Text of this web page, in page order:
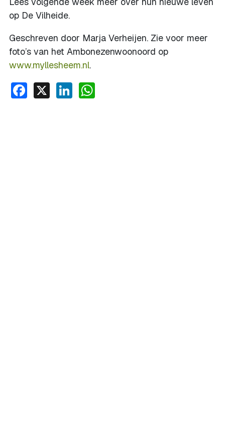
op De Vilheide.
Geschreven door Marja Verheijen. Zie voor meer
foto’s van het Ambonezenwoonoord op
www.myllesheem.nl.
Facebook
X LinkedIn